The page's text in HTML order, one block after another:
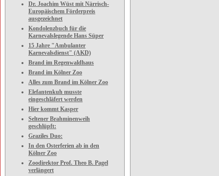
Dr. Joachim Wüst mit Närrisch-
Europäischem Förderpreis
ausgezeichnet
Kondolenzbuch für die
Karnevalslegende Hans Süper
15 Jahre "Ambulanter
Karnevalsdienst" (AKD)
Brand im Regenwaldhaus
Brand im Kölner Zoo
Alles zum Brand im Kölner Zoo
Elefantenkuh musste
eingeschläfert werden
Hier kommt Kasper
Seltener Brahminenweih
geschlüpft:
Graziles Duo:
In den Osterferien ab in den
Kölner Zoo
Zoodirektor Prof. Theo B. Pagel
verlängert